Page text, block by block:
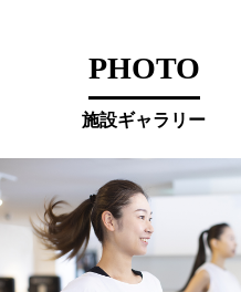
PHOTO
施設ギャラリー